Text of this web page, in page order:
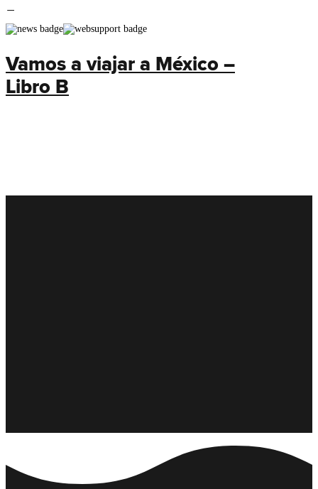
Vamos a viajar a México –
Libro B